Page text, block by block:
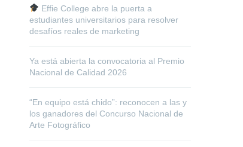
Effie College abre la puerta a
estudiantes universitarios para resolver
desafíos reales de marketing
Ya está abierta la convocatoria al Premio
Nacional de Calidad 2026
“En equipo está chido”: reconocen a las y
los ganadores del Concurso Nacional de
Arte Fotográfico